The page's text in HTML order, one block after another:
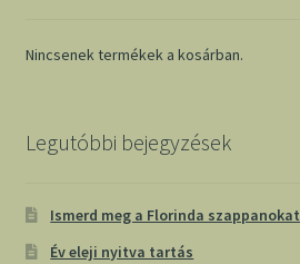
Nincsenek termékek a kosárban.
Legutóbbi bejegyzések
Ismerd meg a Florinda szappanokat
Év eleji nyitva tartás